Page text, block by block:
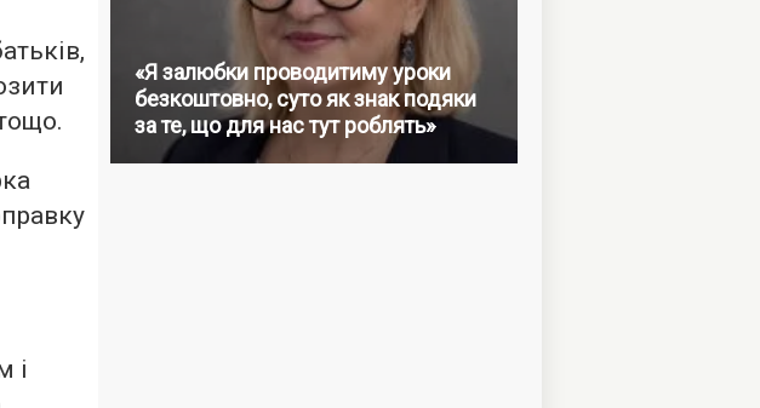
і
«Я залюбки проводитиму уроки
безкоштовно, суто як знак подяки
за те, що для нас тут роблять»